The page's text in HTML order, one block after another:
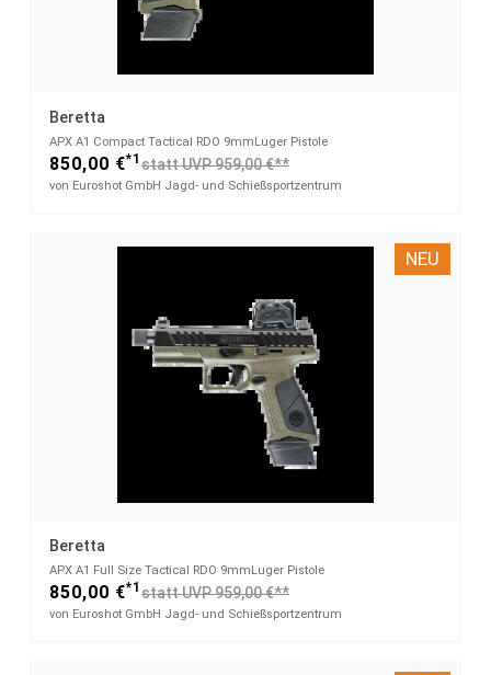
Beretta
APX A1 Compact Tactical RDO​ 9mmLuger Pistole
850,00 €*1 statt UVP 959,00 €**
von Euroshot GmbH Jagd- und Schießsportzentrum
NEU
Beretta
APX A1 Full Size Tactical RDO​ 9mmLuger Pistole
850,00 €*1 statt UVP 959,00 €**
von Euroshot GmbH Jagd- und Schießsportzentrum